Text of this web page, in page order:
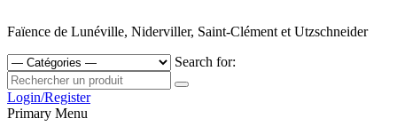
Faïence de Lunéville, Niderviller, Saint-Clément et Utzschneider
Search for:
Login/Register
Primary Menu